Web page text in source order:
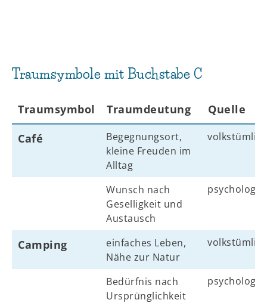
Traumsymbole mit Buchstabe C
Traumsymbol Traumdeutung Quelle
Café
Begegnungsort,
kleine Freuden im
Alltag
volkstümlich
Wunsch nach
Geselligkeit und
Austausch
Camping
einfaches Leben,
Nähe zur Natur
volkstümlich
Bedürfnis nach
Ursprünglichkeit